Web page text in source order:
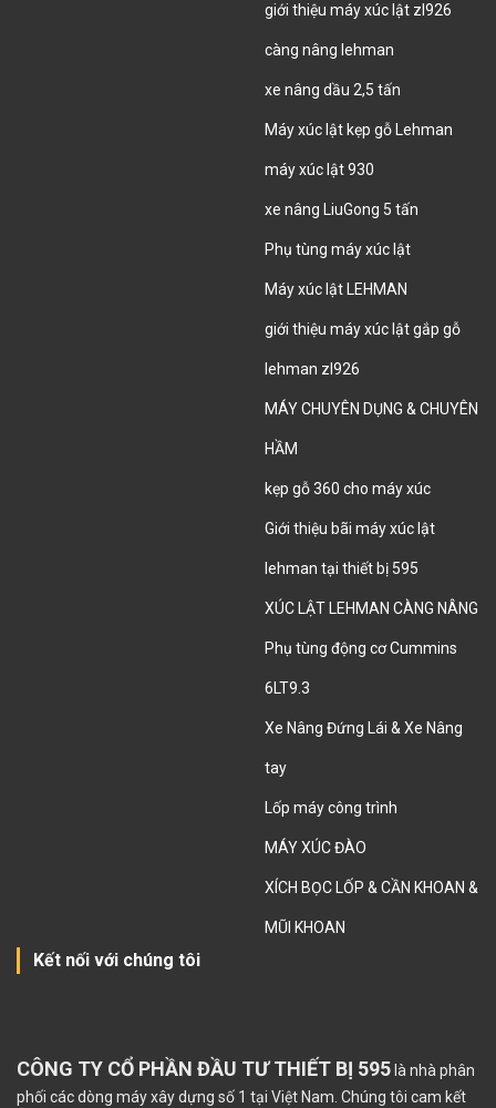
giới thiệu máy xúc lật zl926
càng nâng lehman
xe nâng dầu 2,5 tấn
Máy xúc lật kẹp gỗ Lehman
máy xúc lật 930
xe nâng LiuGong 5 tấn
Phụ tùng máy xúc lật
Máy xúc lật LEHMAN
giới thiệu máy xúc lật gắp gỗ
lehman zl926
MÁY CHUYÊN DỤNG & CHUYÊN
HẦM
kẹp gỗ 360 cho máy xúc
Giới thiệu bãi máy xúc lật
lehman tại thiết bị 595
XÚC LẬT LEHMAN CÀNG NÂNG
Phụ tùng động cơ Cummins
6LT9.3
Xe Nâng Đứng Lái & Xe Nâng
tay
Lốp máy công trình
MÁY XÚC ĐÀO
XÍCH BỌC LỐP & CẦN KHOAN &
MŨI KHOAN
Kết nối với chúng tôi
CÔNG TY CỔ PHẦN ĐẦU TƯ THIẾT BỊ 595 là nhà phân
phối các dòng máy xây dựng số 1 tại Việt Nam. Chúng tôi cam kết